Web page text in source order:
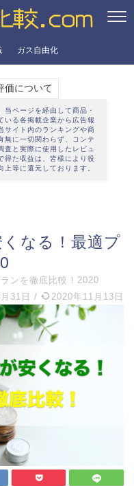
ガス自由化
価について
ページを経由して商品・
いる各掲載企業から広告報
サイト内のランキングや商
に一切関わらず、 コンテ
査と実際に使用したレビュ
得た収益は、皆様により役
等に還元しております。
なる！最適プ
ンを徹底比較！2020
31日
/ 2020年11月13日